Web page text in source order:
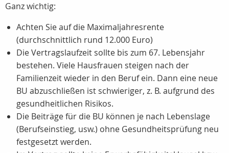
Ganz wichtig:
Achten Sie auf die Maximaljahresrente
(durchschnittlich rund 12.000 Euro)
Die Vertragslaufzeit sollte bis zum 67. Lebensjahr
bestehen. Viele Hausfrauen steigen nach der
Familienzeit wieder in den Beruf ein. Dann eine neue
BU abzuschließen ist schwieriger, z. B. aufgrund des
gesundheitlichen Risikos.
Die Beiträge für die BU können je nach Lebenslage
(Berufseinstieg, usw.) ohne Gesundheitsprüfung neu
festgesetzt werden.